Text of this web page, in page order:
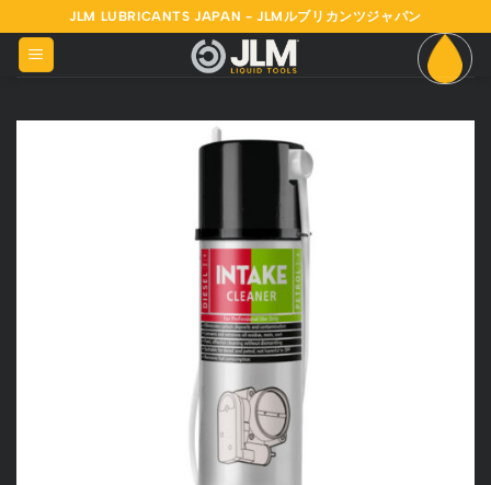
to
content
JLM LUBRICANTS JAPAN - JLMルブリカンツジャパン